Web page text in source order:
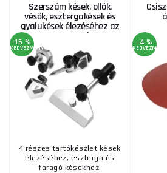
Szerszám kések, ollók,
vésők, esztergakések és
gyalukések élezéséhez az
NTS250SET-hez
-15 %
KEDVEZMÉNY
4 részes tartókészlet kések
élezéséhez, eszterga és
faragó késekhez.
-4 %
KEDVEZMÉNY